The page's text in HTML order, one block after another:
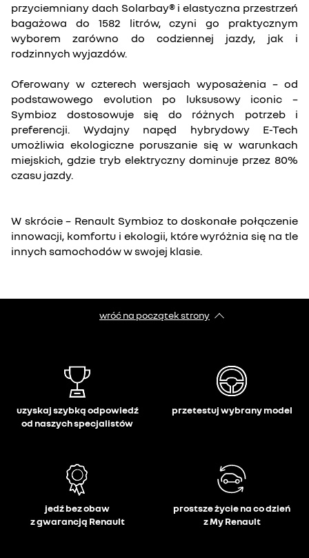
przyciemniany dach Solarbay® i elastyczna przestrzeń
bagażowa do 1582 litrów, czyni go praktycznym
wyborem zarówno do codziennej jazdy, jak i
rodzinnych wyjazdów.
Oferowany w czterech wersjach wyposażenia – od
podstawowego evolution po luksusowy iconic –
Symbioz dostosowuje się do różnych potrzeb i
preferencji. Wydajny napęd hybrydowy E-Tech
umożliwia ekologiczne poruszanie się w warunkach
miejskich, gdzie tryb elektryczny dominuje przez 80%
czasu jazdy.
W skrócie – Renault Symbioz to doskonałe połączenie
innowacji, komfortu i ekologii, które wyróżnia się na tle
innych samochodów w swojej klasie.
wróć na początek strony
uzyskaj szybką odpowiedź
od naszych specjalistów
przetestuj wybrany model
jedź bez obaw
z gwarancją Renault
prostsze życie na co dzień
z My Renault